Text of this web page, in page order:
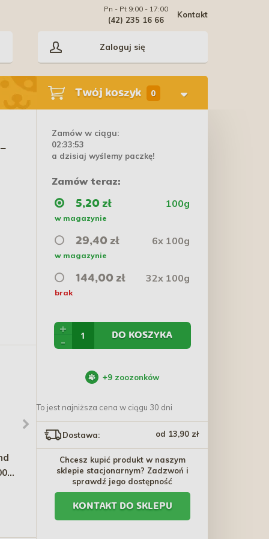
Kontakt
Pn - Pt 9:00 - 17:00
(42) 235 16 66
Zaloguj się
Twój koszyk 0
SENS-I-LAVI Szampon -
gęsty podszerstek 250ml
31,60 zł
AMIPLAY Aspen
Poduszka prostokątna -
Zamów w ciągu:
02:33:53
a dzisiaj wyślemy paczkę!
Zamów teraz:
5,20 zł 100g
w magazynie
29,40 zł 6x 100g
w magazynie
144,00 zł 32x 100g
brak
+
-
DO KOSZYKA
+9 zoozonków
To jest najniższa cena w ciągu 30 dni
Dostawa: od 13,90 zł
Chcesz kupić produkt w naszym
sklepie stacjonarnym? Zadzwoń i
sprawdź jego dostępność
KONTAKT DO SKLEPU